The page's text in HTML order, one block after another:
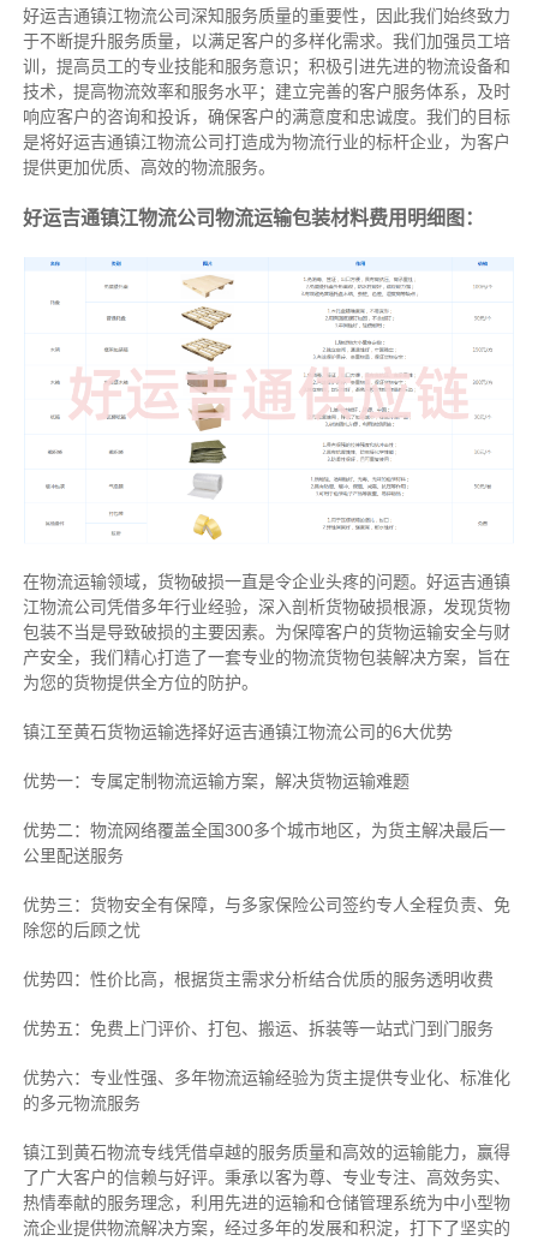
好运吉通镇江物流公司深知服务质量的重要性，因此我们始终致力
于不断提升服务质量，以满足客户的多样化需求。我们加强员工培
训，提高员工的专业技能和服务意识；积极引进先进的物流设备和
技术，提高物流效率和服务水平；建立完善的客户服务体系，及时
响应客户的咨询和投诉，确保客户的满意度和忠诚度。我们的目标
是将好运吉通镇江物流公司打造成为物流行业的标杆企业，为客户
提供更加优质、高效的物流服务。
好运吉通镇江物流公司物流运输包装材料费用明细图：
在物流运输领域，货物破损一直是令企业头疼的问题。好运吉通镇
江物流公司凭借多年行业经验，深入剖析货物破损根源，发现货物
包装不当是导致破损的主要因素。为保障客户的货物运输安全与财
产安全，我们精心打造了一套专业的物流货物包装解决方案，旨在
为您的货物提供全方位的防护。
镇江至黄石货物运输选择好运吉通镇江物流公司的6大优势
优势一：专属定制物流运输方案，解决货物运输难题
优势二：物流网络覆盖全国300多个城市地区，为货主解决最后一
公里配送服务
优势三：货物安全有保障，与多家保险公司签约专人全程负责、免
除您的后顾之忧
优势四：性价比高，根据货主需求分析结合优质的服务透明收费
优势五：免费上门评价、打包、搬运、拆装等一站式门到门服务
优势六：专业性强、多年物流运输经验为货主提供专业化、标准化
的多元物流服务
镇江到黄石物流专线凭借卓越的服务质量和高效的运输能力，赢得
了广大客户的信赖与好评。 秉承以客为尊、专业专注、高效务实、
热情奉献的服务理念，利用先进的运输和仓储管理系统为中小型物
流企业提供物流解决方案，经过多年的发展和积淀，打下了坚实的